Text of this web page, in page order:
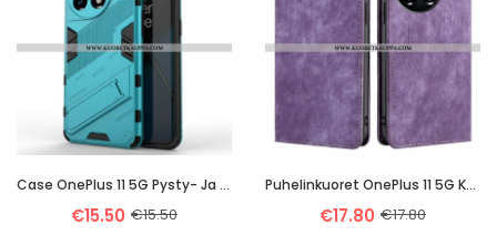
Case OnePlus 11 5G Pysty- Ja Vaakasuuntainen Irrotettava Tuki
€15.50 €15.50
Puhelinkuoret OnePlus 11 5G Kotelot Flip Rfid
€17.80 €17.80